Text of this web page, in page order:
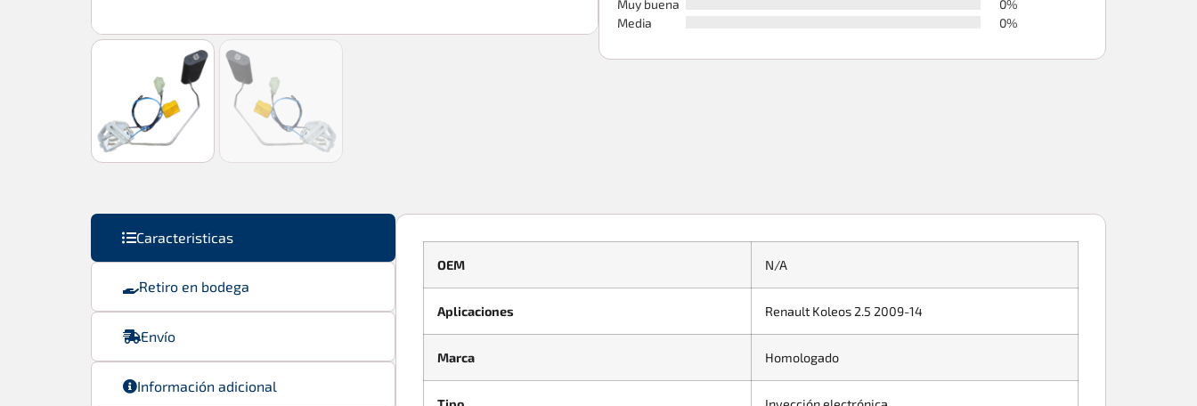
Muy buena
0%
Media
0%
Caracteristicas
Retiro en bodega
Envío
Información adicional
OEM N/A
Aplicaciones Renault Koleos 2.5 2009-14
Marca Homologado